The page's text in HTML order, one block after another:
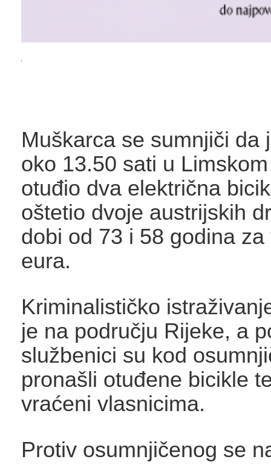
Muškarca se sumnjiči da
oko 13.50 sati u
otuđio dva električna
oštetio dvoje austrijskih
dobi od 73 i 58 godina
eura.
Kriminalističko
je na području Rijeke, a
službenici su kod
pronašli otuđene bicikle
vraćeni vlasnicima.
Protiv osumnjičenog se